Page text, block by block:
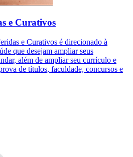
e Curativos
e Curativos é direcionado à
que desejam ampliar seus
além de ampliar seu currículo e
de títulos, faculdade, concursos e